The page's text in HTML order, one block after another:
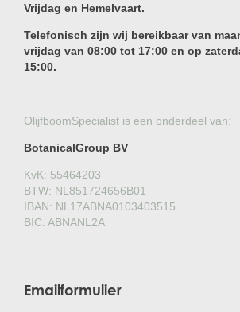
Vrijdag en Hemelvaart.
Telefonisch zijn wij bereikbaar van
vrijdag van 08:00 tot 17:00 en op
15:00.
OlijfboomSpecialist is een onderdeel van:
BotanicalGroup BV
KvK: 55464203
BTW: NL851724656B01
IBAN: NL17ABNA0103403515
BIC: ABNANL2A
Emailformulier